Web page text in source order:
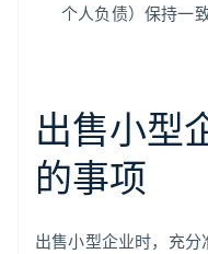
个人负债）保持一致
出售小型
的事项
出售小型企业时，充